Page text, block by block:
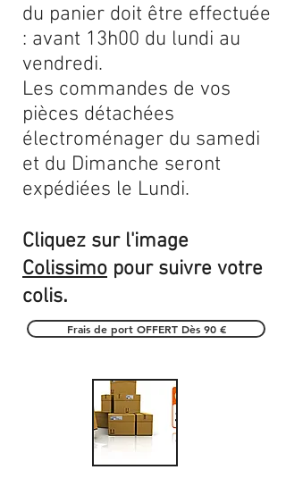
du panier doit être effectuée
: avant 13h00 du lundi au
vendredi.
Les commandes de vos
pièces détachées
électroménager du samedi
et du Dimanche seront
expédiées le Lundi.
Cliquez sur l'image
Colissimo pour suivre votre
colis.
Frais de port OFFERT Dès 90 €